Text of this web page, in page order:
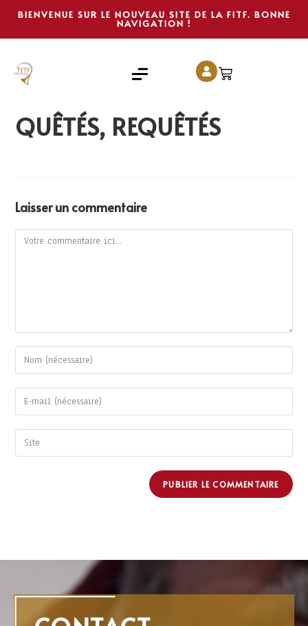
BIENVENUE SUR LE NOUVEAU SITE DE LA FITF. BONNE
NAVIGATION !
QUÊTÉS, REQUÊTÉS
Laisser un commentaire